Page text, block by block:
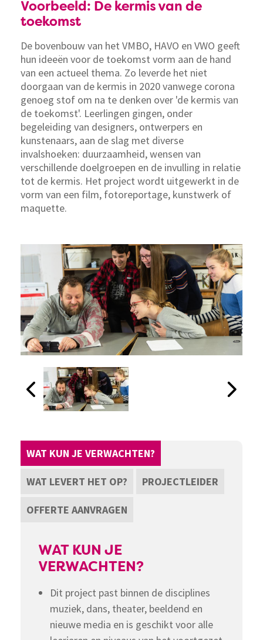
Voorbeeld: De kermis van de
toekomst
De bovenbouw van het VMBO, HAVO en VWO geeft
hun ideeën voor de toekomst vorm aan de hand
van een actueel thema. Zo leverde het niet
doorgaan van de kermis in 2020 vanwege corona
genoeg stof om na te denken over 'de kermis van
de toekomst'. Leerlingen gingen, onder
begeleiding van designers, ontwerpers en
kunstenaars, aan de slag met diverse
invalshoeken: duurzaamheid, wensen van
verschillende doelgroepen en de invulling in relatie
tot de kermis. Het project wordt uitgewerkt in de
vorm van een film, fotoreportage, kunstwerk of
maquette.
WAT KUN JE VERWACHTEN?
WAT LEVERT HET OP? PROJECTLEIDER
OFFERTE AANVRAGEN
WAT KUN JE
VERWACHTEN?
Dit project past binnen de disciplines
muziek, dans, theater, beeldend en
nieuwe media en is geschikt voor alle